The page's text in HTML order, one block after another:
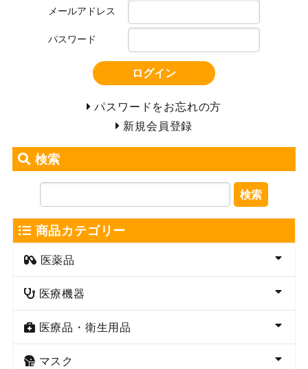
メールアドレス
パスワード
ログイン
パスワードをお忘れの方
新規会員登録
検索
検索
商品カテゴリー
医薬品
医療機器
医療品・衛生用品
マスク